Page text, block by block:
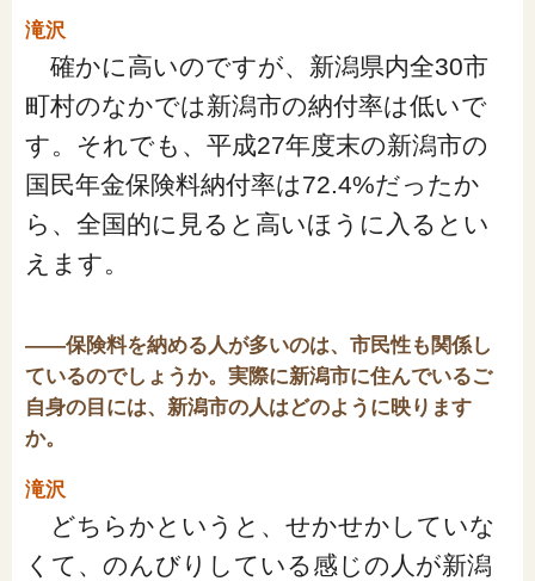
滝沢
確かに高いのですが、新潟県内全30市
町村のなかでは新潟市の納付率は低いで
す。それでも、平成27年度末の新潟市の
国民年金保険料納付率は72.4%だったか
ら、全国的に見ると高いほうに入るとい
えます。
――保険料を納める人が多いのは、市民性も関係し
ているのでしょうか。実際に新潟市に住んでいるご
自身の目には、新潟市の人はどのように映ります
か。
滝沢
どちらかというと、せかせかしていな
くて、のんびりしている感じの人が新潟